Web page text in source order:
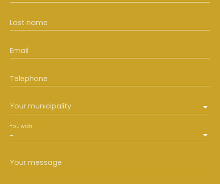
Last name
Email
Telephone
Your municipality
-
You wish
Your message